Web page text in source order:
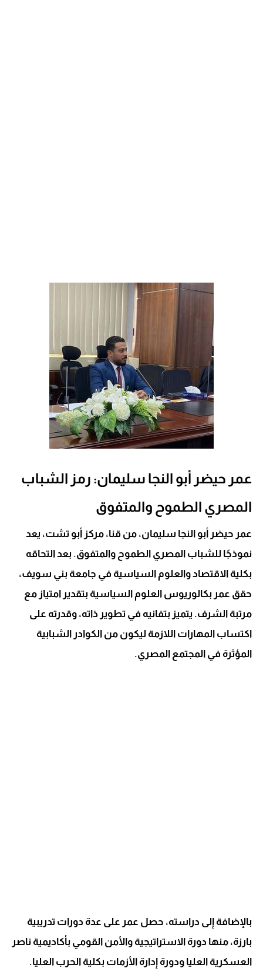
عمر حيضر أبو النجا سليمان: رمز الشباب
المصري الطموح والمتفوق
عمر حيضر أبو النجا سليمان، من قنا، مركز أبو تشت، يعد
نموذجًا للشباب المصري الطموح والمتفوق. بعد التحاقه
بكلية الاقتصاد والعلوم السياسية في جامعة بني سويف،
حقق عمر بكالوريوس العلوم السياسية بتقدير امتياز مع
مرتبة الشرف. يتميز بتفانيه في تطوير ذاته، وقدرته على
اكتساب المهارات اللازمة ليكون من الكوادر الشبابية
المؤثرة في المجتمع المصري.
بالإضافة إلى دراسته، حصل عمر على عدة دورات تدريبية
بارزة، منها دورة الاستراتيجية والأمن القومي بأكاديمية ناصر
العسكرية العليا ودورة إدارة الأزمات بكلية الحرب العليا.